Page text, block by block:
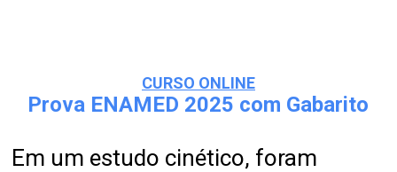
CURSO ONLINE
Prova ENAMED 2025 com Gabarito
Em um estudo cinético, foram